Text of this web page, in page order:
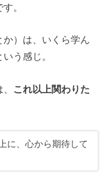
。
）は、いくら学ん
いう感じ。
これ以上関わりた
に、心から期待して